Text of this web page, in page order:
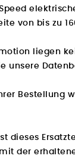
von bis zu
liegen
unsere
Bestellung
dieses
der